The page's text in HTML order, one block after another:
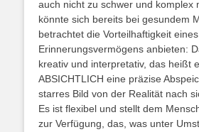
auch nicht zu schwer und komplex
könnte sich bereits bei gesundem
betrachtet die Vorteilhaftigkeit
Erinnerungsvermögens anbieten:
kreativ und interpretativ, das heißt
ABSICHTLICH eine präzise
starres Bild von der Realität nach
Es ist flexibel und stellt dem
zur Verfügung, das, was unter